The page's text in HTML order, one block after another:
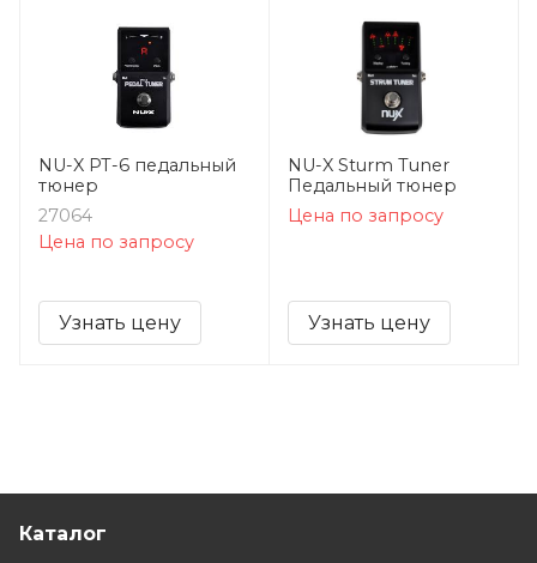
NU-X PT-6 педальный
тюнер
27064
Цена по запросу
Узнать цену
NU-X Sturm Tuner
Педальный тюнер
Цена по запросу
Узнать цену
Каталог